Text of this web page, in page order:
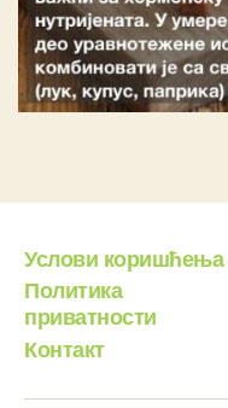
Услови коришћења
Политика
приватности
Контакт